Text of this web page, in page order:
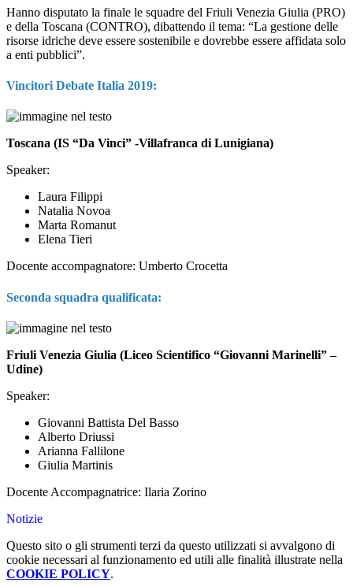
Hanno disputato la finale le squadre del Friuli Venezia Giulia (PRO)
e della Toscana (CONTRO), dibattendo il tema: “La gestione delle
risorse idriche deve essere sostenibile e dovrebbe essere affidata solo
a enti pubblici”.
Vincitori Debate Italia 2019:
Toscana (IS “Da Vinci” -Villafranca di Lunigiana)
Speaker:
Laura Filippi
Natalia Novoa
Marta Romanut
Elena Tieri
Docente accompagnatore: Umberto Crocetta
Seconda squadra qualificata:
Friuli Venezia Giulia (Liceo Scientifico “Giovanni Marinelli” –
Udine)
Speaker:
Giovanni Battista Del Basso
Alberto Driussi
Arianna Fallilone
Giulia Martinis
Docente Accompagnatrice: Ilaria Zorino
Notizie
Questo sito o gli strumenti terzi da questo utilizzati si avvalgono di
cookie necessari al funzionamento ed utili alle finalità illustrate nella
COOKIE POLICY.